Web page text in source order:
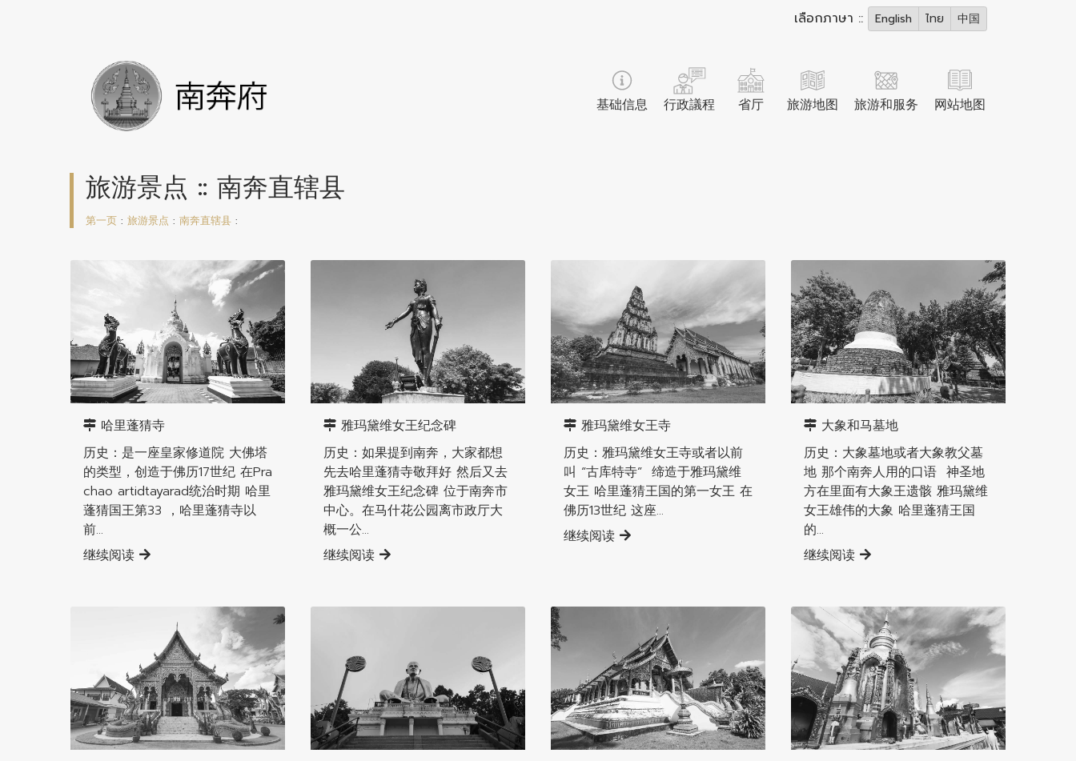
เลือกภาษา :: English ไทย 中国
基础信息 行政議程 省厅 旅游地图 旅游和服务 网站地图
旅游景点 :: 南奔直辖县
第一页 : 旅游景点 : 南奔直辖县 :
南奔直辖县
哈里蓬猜寺
历史：是一座皇家修道院 大佛塔
的类型，创造于佛历17世纪 在Pra
chao artidtayarad统治时期 哈里
蓬猜国王第33 ，哈里蓬猜寺以
前...
继续阅读
南奔直辖县
雅玛黛维女王纪念碑
历史：如果提到南奔，大家都想
先去哈里蓬猜寺敬拜好 然后又去
雅玛黛维女王纪念碑 位于南奔市
中心。在马什花公园离市政厅大
概一公...
继续阅读
南奔直辖县
雅玛黛维女王寺
历史：雅玛黛维女王寺或者以前
叫 “古库特寺” 缔造于雅玛黛维
女王 哈里蓬猜王国的第一女王 在
佛历13世纪 这座...
继续阅读
大象和马墓地
历史：大象墓地或者大象教父墓
地 那个南奔人用的口语 神圣地
方在里面有大象王遗骸 雅玛黛维
女王雄伟的大象 哈里蓬猜王国
的...
继续阅读
南奔直辖县 南奔直辖县 南奔直辖县 南奔直辖县